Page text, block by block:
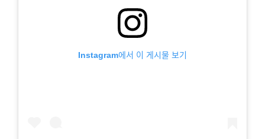
Instagram에서 이 게시물 보기